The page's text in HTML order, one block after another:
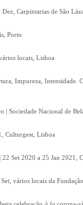
Dez, Carpintarias de São
Porto
locais, Lisboa
Impureza, Intensidade.
| Sociedade Nacional de
Culturgest, Lisboa
Set 2020 a 25 Jan
vários locais da